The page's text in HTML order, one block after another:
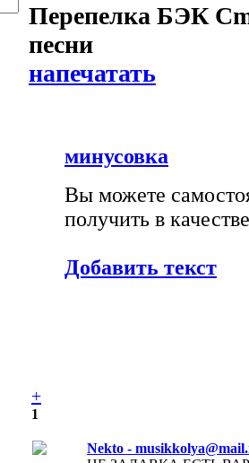
Перепелка БЭК
песни
напечатать
минусовка
Вы можете
получить в
Добавить текст
+
1
Nekto -